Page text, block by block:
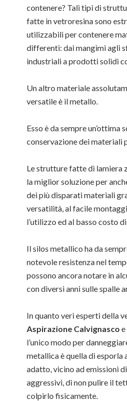
contenere? Tali tipi di
fatte in vetroresina sono
utilizzabili per contenere
differenti: dai mangimi agli
industriali a prodotti solidi
Un altro materiale
versatile è il metallo.
Esso è da sempre un’ottima
conservazione dei materiali
Le strutture fatte di lamiera
la miglior soluzione per
dei più disparati materiali
versatilità, al facile
l’utilizzo ed al basso costo
Il silos metallico ha da
notevole resistenza nel
possono ancora notare in
con diversi anni sulle spalle
In quanto veri esperti della
Aspirazione Calvignasco
l’unico modo per
metallica è quella di esporla
adatto, vicino ad emissioni
aggressivi, di non pulire il
colpirlo fisicamente.